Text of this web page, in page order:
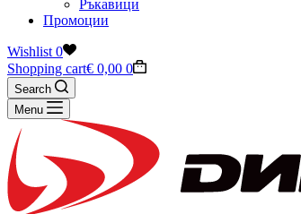
Ръкавици
Промоции
Wishlist 0
Shopping cart€ 0,00 0
Search
Menu